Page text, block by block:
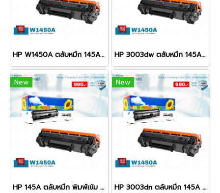
HP W1450A ตลับหมึก 145A พิมพ์เข้ม คมชัด รับประกัน 100% HP 3003dw ตลับหมึก 145A พิมพ์เข้ม คมชัด รับประกัน 100%
New
HP 145A ตลับหมึก พิมพ์เข้ม คมชัด รับประกัน 100%
New
HP 3003dn ตลับหมึก 145A พิมพ์เข้ม คมชัด รับประกัน 100%